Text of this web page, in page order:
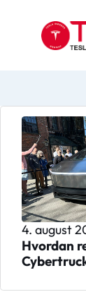
4. august
Hvordan